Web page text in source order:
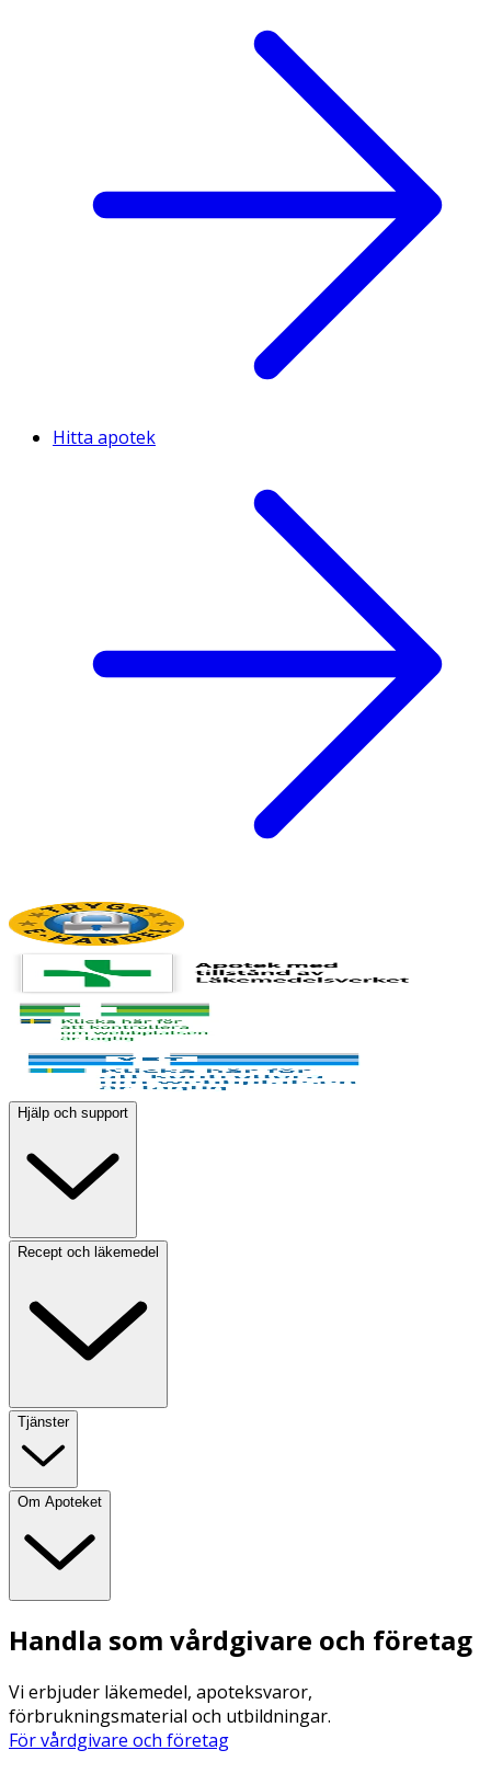
Hitta apotek
Hjälp och support
Recept och läkemedel
Tjänster
Om Apoteket
Handla som vårdgivare och företag
Vi erbjuder läkemedel, apoteksvaror,
förbrukningsmaterial och utbildningar.
För vårdgivare och företag